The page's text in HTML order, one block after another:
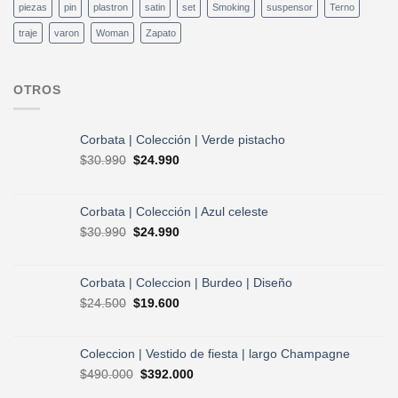
piezas pin plastron satin set Smoking suspensor Terno
traje varon Woman Zapato
OTROS
Corbata | Colección | Verde pistacho
$30.990 El
era:
$30.990.
$24.990El
es:
$24.990.
Corbata | Colección | Azul celeste
$30.990 El
era:
$30.990.
$24.990El
es:
Corbata | Coleccion | Burdeo | Diseño
$24.500 El
era:
$24.500.
$19.600El
es:
$19.600.
Coleccion | Vestido de fiesta | largo Champagne
$490.000 El
$392.000El